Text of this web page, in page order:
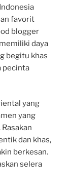
favorit
blogger
daya
begitu khas
pecinta
yang
yang
dan khas,
berkesan.
selera